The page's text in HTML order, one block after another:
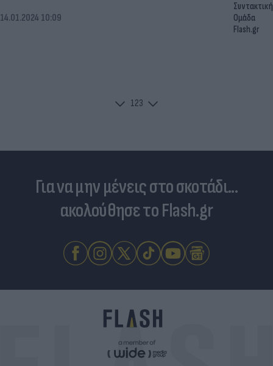
14.01.2024 10:09
Συντακτική
Ομάδα
Flash.gr
123
Για να μην μένεις στο σκοτάδι...
ακολούθησε το Flash.gr